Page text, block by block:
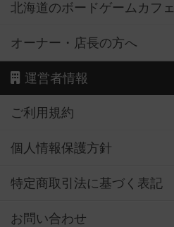
北海道のボードゲームカフェ
オーナー・店長の方へ
運営者情報
ご利用規約
個人情報保護方針
特定商取引法に基づく表記
お問い合わせ